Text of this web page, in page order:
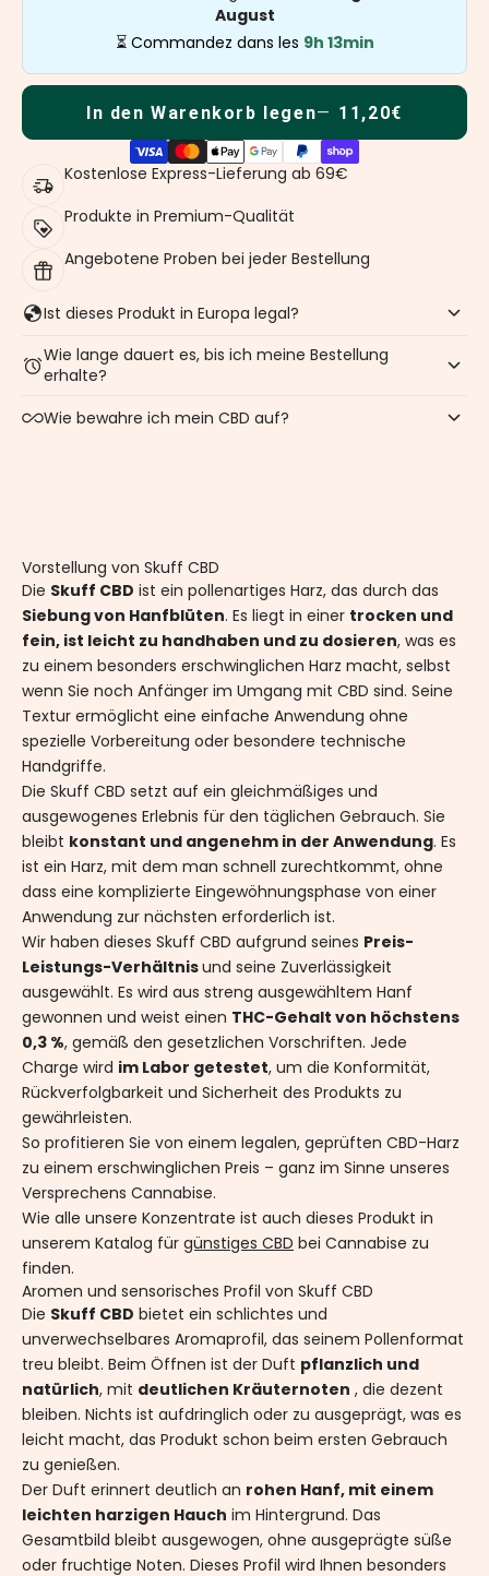
August
⏳ Commandez dans les 9h 13min
In den Warenkorb legen 11,20€
Kostenlose Express-Lieferung ab 69€
Produkte in Premium-Qualität
Angebotene Proben bei jeder Bestellung
Ist dieses Produkt in Europa legal?
Wie lange dauert es, bis ich meine Bestellung
erhalte?
Wie bewahre ich mein CBD auf?
Vorstellung von Skuff CBD
Die Skuff CBD ist ein pollenartiges Harz, das durch das
Siebung von Hanfblüten. Es liegt in einer trocken und
fein, ist leicht zu handhaben und zu dosieren, was es
zu einem besonders erschwinglichen Harz macht, selbst
wenn Sie noch Anfänger im Umgang mit CBD sind. Seine
Textur ermöglicht eine einfache Anwendung ohne
spezielle Vorbereitung oder besondere technische
Handgriffe.
Die Skuff CBD setzt auf ein gleichmäßiges und
ausgewogenes Erlebnis für den täglichen Gebrauch. Sie
bleibt konstant und angenehm in der Anwendung. Es
ist ein Harz, mit dem man schnell zurechtkommt, ohne
dass eine komplizierte Eingewöhnungsphase von einer
Anwendung zur nächsten erforderlich ist.
Wir haben dieses Skuff CBD aufgrund seines Preis-
Leistungs-Verhältnisund seine Zuverlässigkeit
ausgewählt. Es wird aus streng ausgewähltem Hanf
gewonnen und weist einen THC-Gehalt von höchstens
0,3 %, gemäß den gesetzlichen Vorschriften. Jede
Charge wird im Labor getestet, um die Konformität,
Rückverfolgbarkeit und Sicherheit des Produkts zu
gewährleisten.
So profitieren Sie von einem legalen, geprüften CBD-Harz
zu einem erschwinglichen Preis – ganz im Sinne unseres
Versprechens Cannabise.
Wie alle unsere Konzentrate ist auch dieses Produkt in
unserem Katalog für günstiges CBD bei Cannabise zu
finden.
Aromen und sensorisches Profil von Skuff CBD
Die Skuff CBD bietet ein schlichtes und
unverwechselbares Aromaprofil, das seinem Pollenformat
treu bleibt. Beim Öffnen ist der Duft pflanzlich und
natürlich, mit deutlichen Kräuternoten , die dezent
bleiben. Nichts ist aufdringlich oder zu ausgeprägt, was es
leicht macht, das Produkt schon beim ersten Gebrauch
zu genießen.
Der Duft erinnert deutlich an rohen Hanf, mit einem
leichten harzigen Hauch im Hintergrund. Das
Gesamtbild bleibt ausgewogen, ohne ausgeprägte süße
oder fruchtige Noten. Dieses Profil wird Ihnen besonders